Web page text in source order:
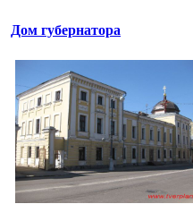
Дом губернатора